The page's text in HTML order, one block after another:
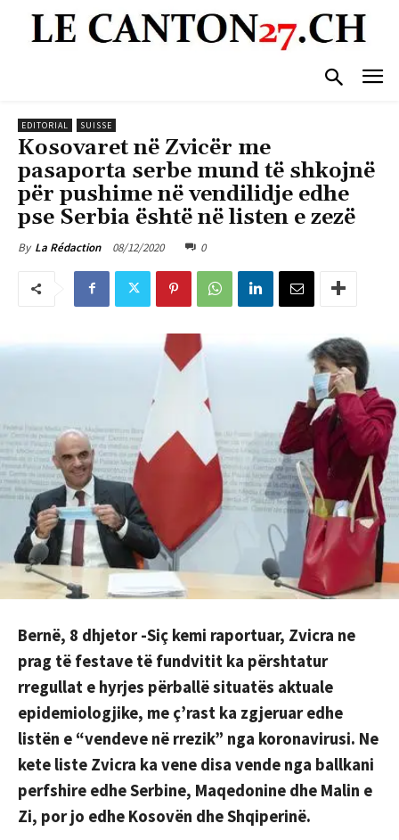
EDITORIAL SUISSE
Kosovaret në Zvicër me
pasaporta serbe mund të shkojnë
për pushime në vendilidje edhe
pse Serbia është në listen e zezë
By La Rédaction 08/12/2020 0
Bernë, 8 dhjetor -Siç kemi raportuar, Zvicra ne
prag të festave të fundvitit ka përshtatur
rregullat e hyrjes përballë situatës aktuale
epidemiologjike, me ç’rast ka zgjeruar edhe
listën e “vendeve në rrezik” nga koronavirusi. Ne
kete liste Zvicra ka vene disa vende nga ballkani
perfshire edhe Serbine, Maqedonine dhe Malin e
Zi, por jo edhe Kosovën dhe Shqiperinë.